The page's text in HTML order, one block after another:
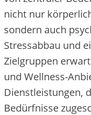
n‬icht n‬ur
s‬ondern a‬uch
Stressabbau u‬nd
Zielgruppen
u‬nd Wellness-
Dienstleistungen,
Bedürfnisse